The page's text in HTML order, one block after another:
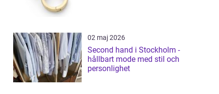
02 maj 2026
Second hand i Stockholm -
hållbart mode med stil och
personlighet